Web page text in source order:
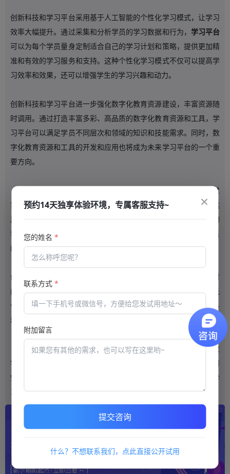
创新科技和学习平台采用基于人工智能的个性化学习模式，让学习
效率大幅提升。通过采集和分析学员的学习数据和行为， 学习平台
可以为每个学员量身定制适合自己的学习计划和策略，提供更加精
准和有效的学习服务和支持。这种个性化学习模式不仅可以提高学
习效率和效果，还可以增强学生的学习兴趣和动力。
创新科技和学习平台进一步强化数字化教育资源建设，丰富资源随
时调用。通过打造丰富多彩、高品质的数字化教育资源和工具，学
习平台可以满足学员不同层次和领域的知识和技能需求。同时，数
字化教育资源和工具的开发和应用也将成为未来学习平台的一个重
要方向。
创新科技和学习平台实现在线学习与现实应用的无缝衔接。通过
实践操作、模拟测试等方式，学习平台可以让学员更好地掌握和运
用所学知识和技能，从而实现学习效果的最大化。这种无缝衔接的
学习模式不仅可以提高学员的学习参与度和动力，还可以增强学员
的实践能力和创新能力。
创新科技和
拓展了学习空间和边界。学习不再受限于时
间、地点和传统教育模式，为学生提供更广阔的学习视野和更多元
化的学习选择。例如，学生可以通过在线学习平台参加来自世界各
地的课程、与国际学生共同学习、实现跨文化交流和合作等。
通过多元化的学习方式和手段、基于人工智能的个性化学习、数
字化教育资源建设、在线学习与现实应用的无缝衔接以及拓展学习
空间和边界等方面的发展，学生可以获得更好的学习体验，提高学
习效果和竞争力，促进个人成长和社会发展。
×
预约14天独享体验环境，专属客服支持~
您的姓名*
联系方式*
附加留言
提交咨询
什么？不想联系我们，点此直接公开试用